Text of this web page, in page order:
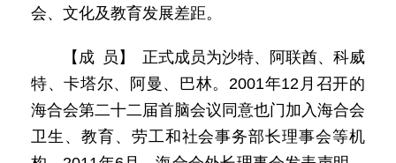
会、文化及教育发展差距。
【成 员】 正式成员为沙特、阿联酋、科威
特、卡塔尔、阿曼、巴林。2001年12月召开的
海合会第二十二届首脑会议同意也门加入海合会
卫生、教育、劳工和社会事务部长理事会等机